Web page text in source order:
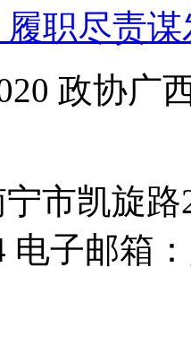
职尽责
政协广
市凯旋
电子邮箱